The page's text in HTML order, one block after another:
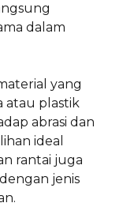
dalam
yang
atau plastik
abrasi dan
ideal
rantai juga
jenis